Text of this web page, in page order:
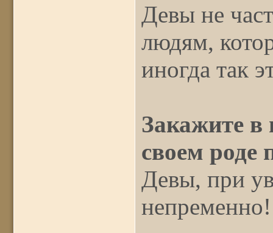
Девы не
людям,
иногда так
Закажите в
своем роде
Девы, при
непременно!